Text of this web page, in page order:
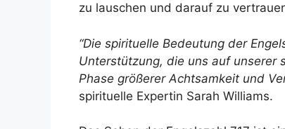
zu lauschen und darauf zu
“Die spirituelle Bedeutung der
Unterstützung, die uns auf unserer
Phase größerer Achtsamkeit und
spirituelle Expertin Sarah Williams.